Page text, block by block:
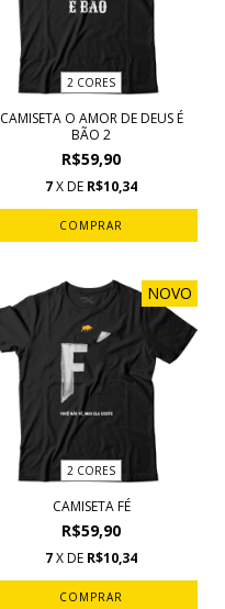
2 CORES
CAMISETA O AMOR DE DEUS É
BÃO 2
R$59,90
7X DE R$10,34
COMPRAR
NOVO
2 CORES
CAMISETA FÉ
R$59,90
7X DE R$10,34
COMPRAR